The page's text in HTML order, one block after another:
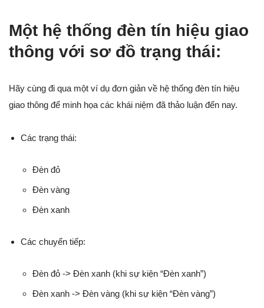
Một hệ thống đèn tín hiệu giao
thông với sơ đồ trạng thái:
Hãy cùng đi qua một ví dụ đơn giản về hệ thống đèn tín hiệu
giao thông để minh họa các khái niệm đã thảo luận đến nay.
Các trạng thái:
Đèn đỏ
Đèn vàng
Đèn xanh
Các chuyển tiếp:
Đèn đỏ -> Đèn xanh (khi sự kiện “Đèn xanh”)
Đèn xanh -> Đèn vàng (khi sự kiện “Đèn vàng”)